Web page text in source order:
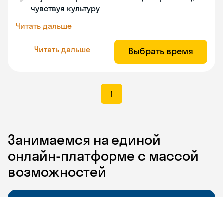
чувствуя культуру
Читать дальше
Читать дальше Выбрать время
1
Занимаемся на единой
онлайн-платформе с массой
возможностей